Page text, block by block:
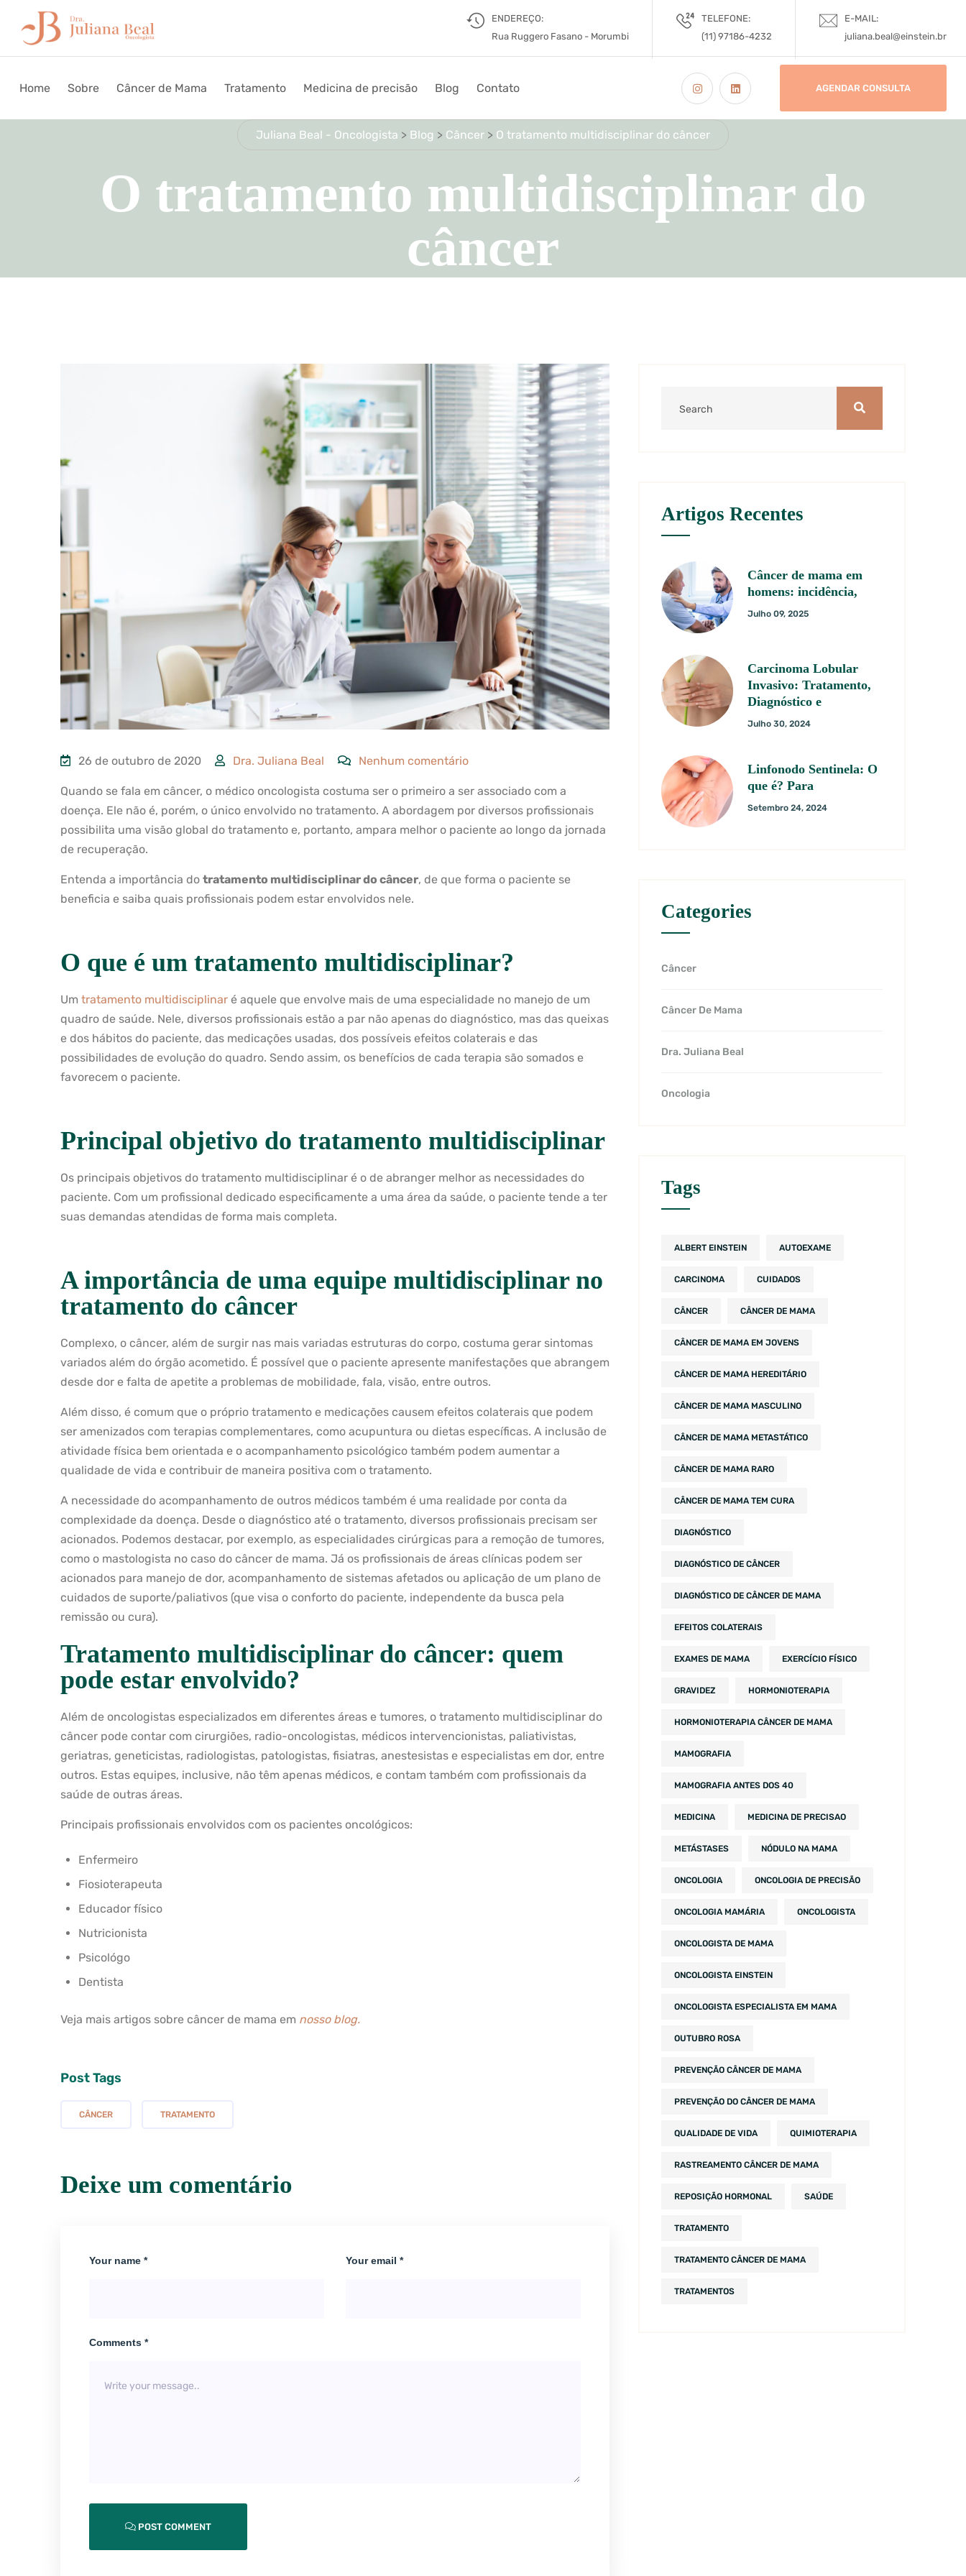
ENDEREÇO:
Rua Ruggero Fasano - Morumbi
TELEFONE:
(11) 97186-4232
E-MAIL:
juliana.beal@einstein.br
Home Sobre Câncer de Mama Tratamento Medicina de precisão Blog Contato AGENDAR CONSULTA
Juliana Beal - Oncologista > Blog > Câncer > O tratamento multidisciplinar do câncer
O tratamento multidisciplinar do
câncer
26 de outubro de 2020 Dra. Juliana Beal Nenhum comentário
Quando se fala em câncer, o médico oncologista costuma ser o primeiro a ser associado com a
doença. Ele não é, porém, o único envolvido no tratamento. A abordagem por diversos profissionais
possibilita uma visão global do tratamento e, portanto, ampara melhor o paciente ao longo da jornada
de recuperação.
Entenda a importância do tratamento multidisciplinar do câncer, de que forma o paciente se
beneficia e saiba quais profissionais podem estar envolvidos nele.
O que é um tratamento multidisciplinar?
Um tratamento multidisciplinar é aquele que envolve mais de uma especialidade no manejo de um
quadro de saúde. Nele, diversos profissionais estão a par não apenas do diagnóstico, mas das queixas
e dos hábitos do paciente, das medicações usadas, dos possíveis efeitos colaterais e das
possibilidades de evolução do quadro. Sendo assim, os benefícios de cada terapia são somados e
favorecem o paciente.
Principal objetivo do tratamento multidisciplinar
Os principais objetivos do tratamento multidisciplinar é o de abranger melhor as necessidades do
paciente. Com um profissional dedicado especificamente a uma área da saúde, o paciente tende a ter
suas demandas atendidas de forma mais completa.
A importância de uma equipe multidisciplinar no
tratamento do câncer
Complexo, o câncer, além de surgir nas mais variadas estruturas do corpo, costuma gerar sintomas
variados além do órgão acometido. É possível que o paciente apresente manifestações que abrangem
desde dor e falta de apetite a problemas de mobilidade, fala, visão, entre outros.
Além disso, é comum que o próprio tratamento e medicações causem efeitos colaterais que podem
ser amenizados com terapias complementares, como acupuntura ou dietas específicas. A inclusão de
atividade física bem orientada e o acompanhamento psicológico também podem aumentar a
qualidade de vida e contribuir de maneira positiva com o tratamento.
A necessidade do acompanhamento de outros médicos também é uma realidade por conta da
complexidade da doença. Desde o diagnóstico até o tratamento, diversos profissionais precisam ser
acionados. Podemos destacar, por exemplo, as especialidades cirúrgicas para a remoção de tumores,
como o mastologista no caso do câncer de mama. Já os profissionais de áreas clínicas podem ser
acionados para manejo de dor, acompanhamento de sistemas afetados ou aplicação de um plano de
cuidados de suporte/paliativos (que visa o conforto do paciente, independente da busca pela
remissão ou cura).
Tratamento multidisciplinar do câncer: quem
pode estar envolvido?
Além de oncologistas especializados em diferentes áreas e tumores, o tratamento multidisciplinar do
câncer pode contar com cirurgiões, radio-oncologistas, médicos intervencionistas, paliativistas,
geriatras, geneticistas, radiologistas, patologistas, fisiatras, anestesistas e especialistas em dor, entre
outros. Estas equipes, inclusive, não têm apenas médicos, e contam também com profissionais da
saúde de outras áreas.
Principais profissionais envolvidos com os pacientes oncológicos:
Enfermeiro
Fiosioterapeuta
Educador físico
Nutricionista
Psicológo
Dentista
Veja mais artigos sobre câncer de mama em nosso blog.
Post Tags
CÂNCER TRATAMENTO
Deixe um comentário
Your name * Your email *
Comments *
POST COMMENT
Artigos Recentes
Câncer de mama em
homens: incidência,
Julho 09, 2025
Carcinoma Lobular
Invasivo: Tratamento,
Diagnóstico e
Julho 30, 2024
Linfonodo Sentinela: O
que é? Para
Setembro 24, 2024
Categories
Câncer
Câncer De Mama
Dra. Juliana Beal
Oncologia
Tags
ALBERT EINSTEIN AUTOEXAME
CARCINOMA CUIDADOS
CÂNCER CÂNCER DE MAMA
CÂNCER DE MAMA EM JOVENS
CÂNCER DE MAMA HEREDITÁRIO
CÂNCER DE MAMA MASCULINO
CÂNCER DE MAMA METASTÁTICO
CÂNCER DE MAMA RARO
CÂNCER DE MAMA TEM CURA
DIAGNÓSTICO
DIAGNÓSTICO DE CÂNCER
DIAGNÓSTICO DE CÂNCER DE MAMA
EFEITOS COLATERAIS
EXAMES DE MAMA EXERCÍCIO FÍSICO
GRAVIDEZ HORMONIOTERAPIA
HORMONIOTERAPIA CÂNCER DE MAMA
MAMOGRAFIA
MAMOGRAFIA ANTES DOS 40
MEDICINA MEDICINA DE PRECISAO
METÁSTASES NÓDULO NA MAMA
ONCOLOGIA ONCOLOGIA DE PRECISÃO
ONCOLOGIA MAMÁRIA ONCOLOGISTA
ONCOLOGISTA DE MAMA
ONCOLOGISTA EINSTEIN
ONCOLOGISTA ESPECIALISTA EM MAMA
OUTUBRO ROSA
PREVENÇÃO CÂNCER DE MAMA
PREVENÇÃO DO CÂNCER DE MAMA
QUALIDADE DE VIDA QUIMIOTERAPIA
RASTREAMENTO CÂNCER DE MAMA
REPOSIÇÃO HORMONAL SAÚDE
TRATAMENTO
TRATAMENTO CÂNCER DE MAMA
TRATAMENTOS